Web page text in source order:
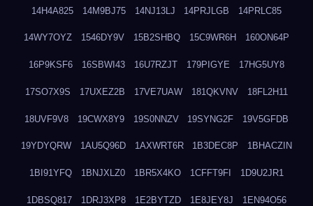
14H4A825 14M9BJ75 14NJ13LJ 14PRJLGB 14PRLC85
14WY7OYZ 1546DY9V 15B2SHBQ 15C9WR6H 160ON64P
16P9KSF6 16SBWI43 16U7RZJT 179PIGYE 17HG5UY8
17SO7X9S 17UXEZ2B 17VE7UAW 181QKVNV 18FL2H11
18UVF9V8 19CWX8Y9 19S0NNZV 19SYNG2F 19V5GFDB
19YDYQRW 1AU5Q96D 1AXWRT6R 1B3DEC8P 1BHACZIN
1BI91YFQ 1BNJXLZ0 1BR5X4KO 1CFFT9FI 1D9U2JR1
1DBSQ817 1DRJ3XP8 1E2BYTZD 1E8JEY8J 1EN94O56